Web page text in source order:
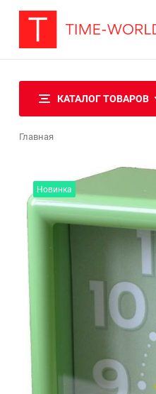
КАТАЛОГ ТОВАРОВ
Главная
Новинка